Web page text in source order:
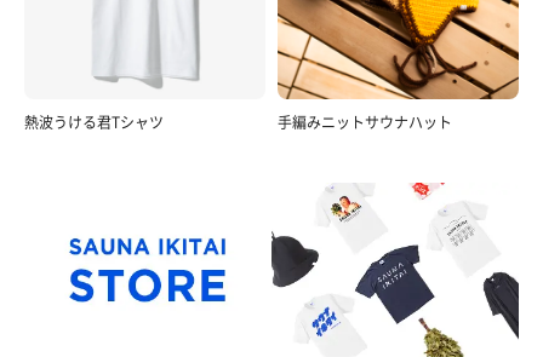
熱波うける君Tシャツ 手編みニットサウナハット